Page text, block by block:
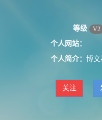
等级 V2
个人网站：
个人简介： 博文
关注